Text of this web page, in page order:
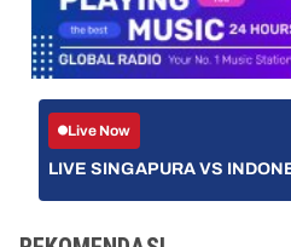
Live Now
LIVE SINGAPURA VS